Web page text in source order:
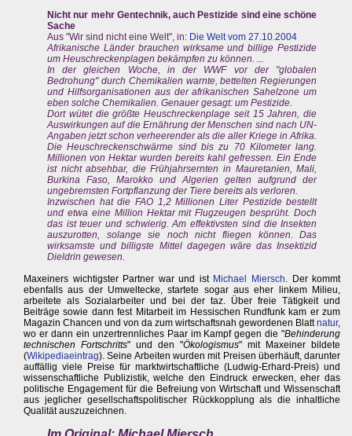
Nicht nur mehr Gentechnik, auch Pestizide sind eine schöne
Sache
Aus "Wir sind nicht eine Welt", in: Die Welt vom 27.10.2004
Afrikanische Länder brauchen wirksame und billige Pestizide
um Heuschreckenplagen bekämpfen zu können. ...
In der gleichen Woche, in der WWF vor der "globalen
Bedrohung" durch Chemikalien warnte, bettelten Regierungen
und Hilfsorganisationen aus der afrikanischen Sahelzone um
eben solche Chemikalien. Genauer gesagt: um Pestizide.
Dort wütet die größte Heuschreckenplage seit 15 Jahren, die
Auswirkungen auf die Ernährung der Menschen sind nach UN-
Angaben jetzt schon verheerender als die aller Kriege in Afrika.
Die Heuschreckenschwärme sind bis zu 70 Kilometer lang.
Millionen von Hektar wurden bereits kahl gefressen. Ein Ende
ist nicht absehbar, die Frühjahrsernten in Mauretanien, Mali,
Burkina Faso, Marokko und Algerien gelten aufgrund der
ungebremsten Fortpflanzung der Tiere bereits als verloren.
Inzwischen hat die FAO 1,2 Millionen Liter Pestizide bestellt
und etwa eine Million Hektar mit Flugzeugen besprüht. Doch
das ist teuer und schwierig. Am effektivsten sind die Insekten
auszurotten, solange sie noch nicht fliegen können. Das
wirksamste und billigste Mittel dagegen wäre das Insektizid
Dieldrin gewesen.
Maxeiners wichtigster Partner war und ist Michael Miersch. Der kommt
ebenfalls aus der Umweltecke, startete sogar aus eher linkem Milieu,
arbeitete als Sozialarbeiter und bei der taz. Über freie Tätigkeit und
Beiträge sowie dann fest Mitarbeit im Hessischen Rundfunk kam er zum
Magazin Chancen und von da zum wirtschaftsnah gewordenen Blattnatur,
wo er dann ein unzertrennliches Paar im Kampf gegen die "Behinderung
technischen Fortschritts" und den "Ökologismus" mit Maxeiner bildete
(Wikipediaeintrag). Seine Arbeiten wurden mit Preisen überhäuft, darunter
auffällig viele Preise für marktwirtschaftliche (Ludwig-Erhard-Preis) und
wissenschaftliche Publizistik, welche den Eindruck erwecken, eher das
politische Engagement für die Befreiung von Wirtschaft und Wissenschaft
aus jeglicher gesellschaftspolitischer Rückkopplung als die inhaltliche
Qualität auszuzeichnen.